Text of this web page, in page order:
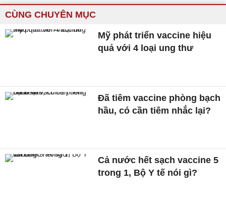
CÙNG CHUYÊN MỤC
Mỹ phát triển vaccine hiệu
quả với 4 loại ung thư
Đã tiêm vaccine phòng bạch
hầu, có cần tiêm nhắc lại?
Cả nước hết sạch vaccine 5
trong 1, Bộ Y tế nói gì?